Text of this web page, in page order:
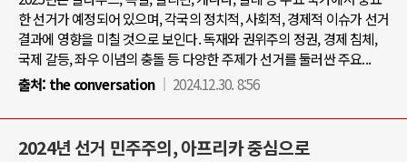
한 선거가 예정되어 있으며, 각국의 정치적, 사회적, 경제적 이슈가 선거
결과에 영향을 미칠 것으로 보인다. 독재와 권위주의 정권, 경제 침체,
국제 갈등, 좌우 이념의 충돌 등 다양한 주제가 선거를 둘러싼 주요...
출처: the conversation 2024.12.30. 8:56
2024년 선거 민주주의, 아프리카 중심으로